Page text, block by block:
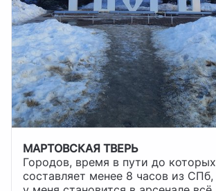
МАРТОВСКАЯ ТВЕРЬ
Городов, время в пути до которых
составляет менее 8 часов из СПб,